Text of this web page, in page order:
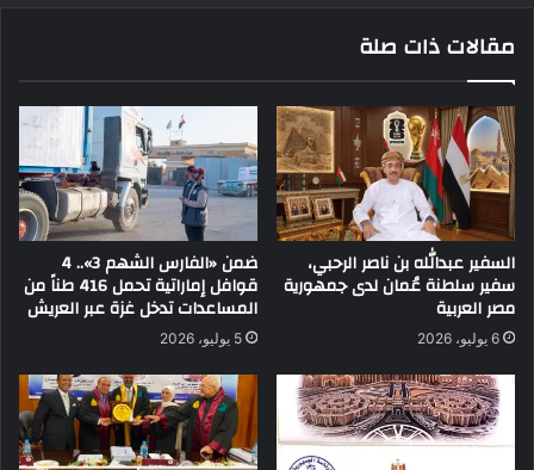
مقالات ذات صلة
السفير عبدالله بن ناصر الرحبي،
سفير سلطنة عُمان لدى جمهورية
مصر العربية
6 يوليو، 2026
ضمن «الفارس الشهم 3».. 4
قوافل إماراتية تحمل 416 طناً من
المساعدات تدخل غزة عبر العريش
5 يوليو، 2026